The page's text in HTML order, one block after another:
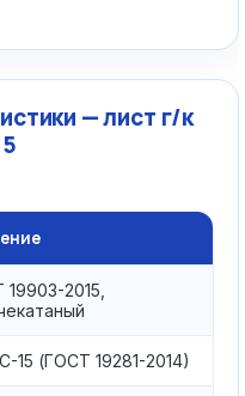
— лист г/к
2015,
15 (ГОСТ 19281-2014)